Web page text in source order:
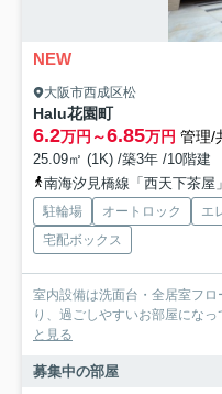
NEW
大阪市西成区松
Halu花園町
6.2万円～6.85万円 管理/
25.09㎡ (1K) /築3年 /10階建
南海汐見橋線「西天下茶屋
駐輪場 オートロック エ
宅配ボックス
室内設備は洗面台・全居室フ
り、過ごしやすいお部屋にな
と見る
募集中の部屋